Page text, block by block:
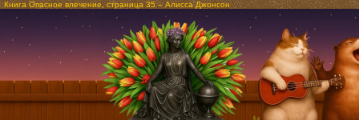
Книга Опасное влечение, страница 35 – Алисса Джонсон